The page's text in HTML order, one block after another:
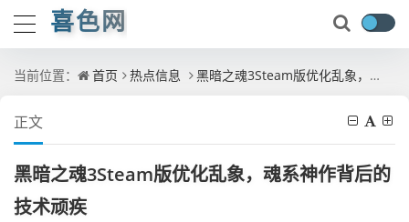
喜色网
当前位置： 首页 热点信息 黑暗之魂3Steam版优化乱象，魂系神作背后的技术顽疾
正文
黑暗之魂3Steam版优化乱象，魂系神作背后的
技术顽疾